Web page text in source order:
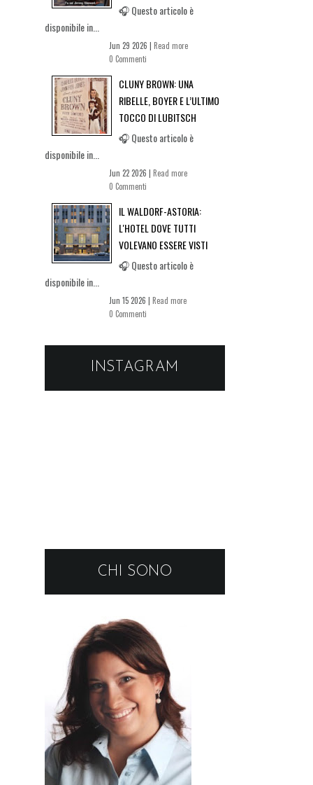
🎧 Questo articolo è
disponibile in...
Jun 29 2026 | Read more
0 Commenti
CLUNY BROWN: UNA
RIBELLE, BOYER E L’ULTIMO
TOCCO DI LUBITSCH
🎧 Questo articolo è
disponibile in...
Jun 22 2026 | Read more
0 Commenti
IL WALDORF-ASTORIA:
L'HOTEL DOVE TUTTI
VOLEVANO ESSERE VISTI
🎧 Questo articolo è
disponibile in...
Jun 15 2026 | Read more
0 Commenti
INSTAGRAM
CHI SONO